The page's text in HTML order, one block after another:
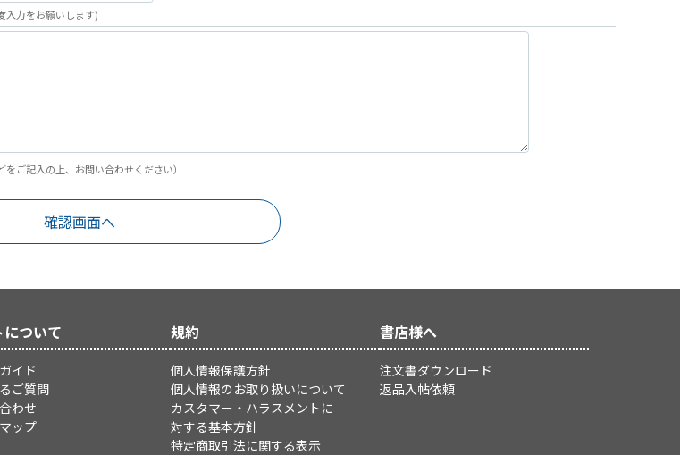
入力をお願いします)
をご記入の上、お問い合わせください）
について
イド
ご質問
わせ
ップ
規約
個人情報保護方針
個人情報のお取り扱いについて
カスタマー・ハラスメントに
対する基本方針
特定商取引法に関する表示
書店様へ
注文書ダウンロード
返品入帖依頼